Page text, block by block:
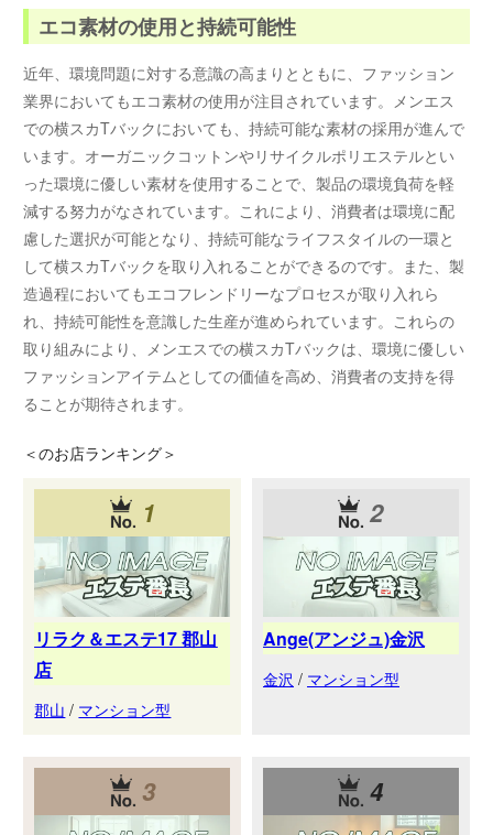
エコ素材の使用と持続可能性
近年、環境問題に対する意識の高まりとともに、ファッション
業界においてもエコ素材の使用が注目されています。メンエス
での横スカTバックにおいても、持続可能な素材の採用が進んで
います。オーガニックコットンやリサイクルポリエステルとい
った環境に優しい素材を使用することで、製品の環境負荷を軽
減する努力がなされています。これにより、消費者は環境に配
慮した選択が可能となり、持続可能なライフスタイルの一環と
して横スカTバックを取り入れることができるのです。また、製
造過程においてもエコフレンドリーなプロセスが取り入れら
れ、持続可能性を意識した生産が進められています。これらの
取り組みにより、メンエスでの横スカTバックは、環境に優しい
ファッションアイテムとしての価値を高め、消費者の支持を得
ることが期待されます。
＜のお店ランキング＞
1
リラク＆エステ17 郡山
店
郡山 / マンション型
2
Ange(アンジュ)金沢
金沢 / マンション型
3 4